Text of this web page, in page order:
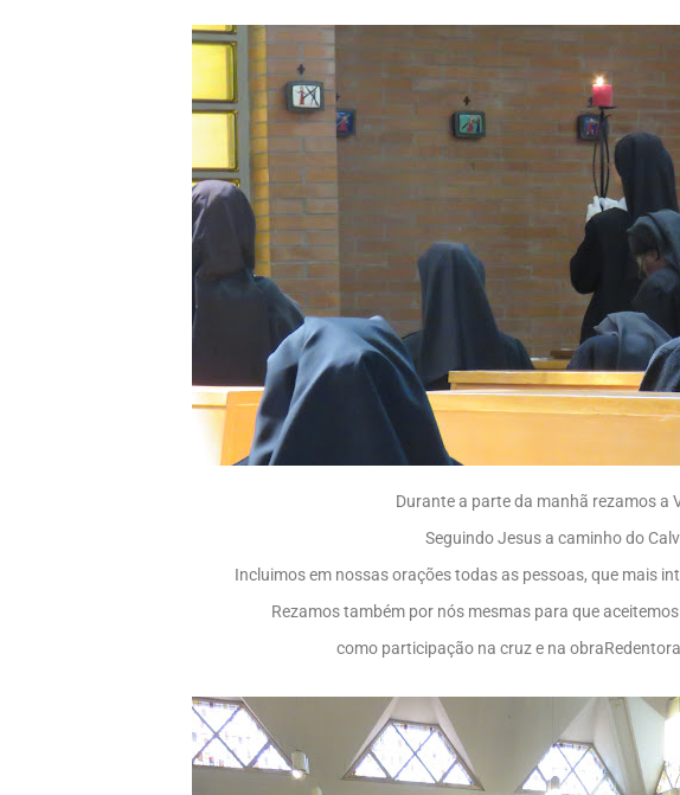
Durante a parte da manhã rezamos a
Seguindo Jesus a caminho do
Incluimos em nossas orações todas as pessoas, que mais
Rezamos também por nós mesmas para que
como participação na cruz e na